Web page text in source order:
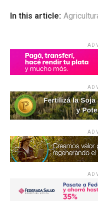
ce
o
k
at
p
p
ke
dI
In this article: